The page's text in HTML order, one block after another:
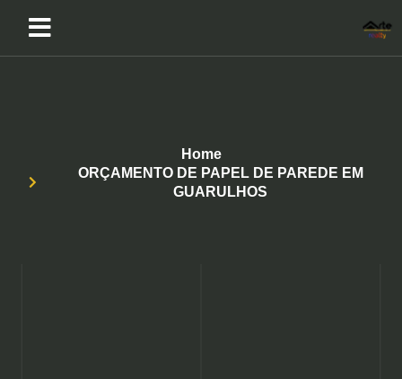
Home
ORÇAMENTO DE PAPEL DE PAREDE EM
GUARULHOS